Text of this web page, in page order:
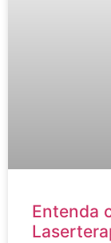
Entenda